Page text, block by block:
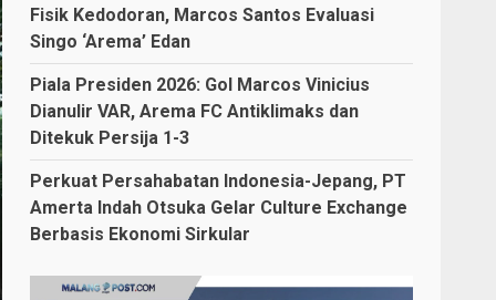
Fisik Kedodoran, Marcos Santos Evaluasi
Singo ‘Arema’ Edan
Piala Presiden 2026: Gol Marcos Vinicius
Dianulir VAR, Arema FC Antiklimaks dan
Ditekuk Persija 1-3
Perkuat Persahabatan Indonesia-Jepang, PT
Amerta Indah Otsuka Gelar Culture Exchange
Berbasis Ekonomi Sirkular